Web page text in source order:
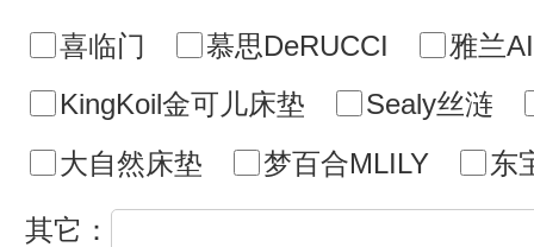
喜临门 慕思DeRUCCI
雅兰
KingKoil金可儿床垫
Sealy丝涟
大自然床垫
梦百合MLILY 东
其它：